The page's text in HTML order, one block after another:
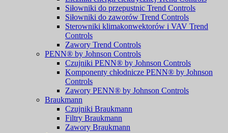
Siłowniki do przepustnic Trend Controls
Siłowniki do zaworów Trend Controls
Sterowniki klimakonwektorów i VAV Trend
Controls
Zawory Trend Controls
PENN® by Johnson Controls
Czujniki PENN® by Johnson Controls
Komponenty chłodnicze PENN® by Johnson
Controls
Zawory PENN® by Johnson Controls
Braukmann
Czujniki Braukmann
Filtry Braukmann
Zawory Braukmann